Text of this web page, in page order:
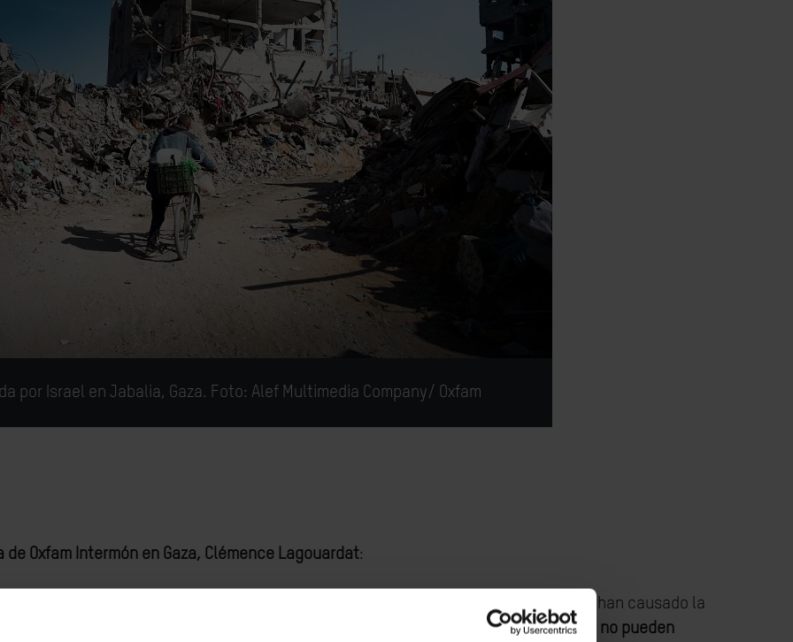
por Israel en Jabalia, Gaza. Foto: Alef Multimedia Company/ Oxfam
Oxfam Intermón en Gaza, Clémence Lagouardat:
de alto el fuego al llevar a cabo ataques aéreos en toda la Franja de Gaza, que han causado la
Los continuos ataques contra la población civil o las infraestructuras civiles no pueden